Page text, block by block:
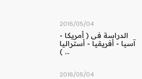
04‏/05‏/2016
الدراسة فى ( أمريكا -
آسيا - أفريقيا - أستراليا
... )
04‏/05‏/2016